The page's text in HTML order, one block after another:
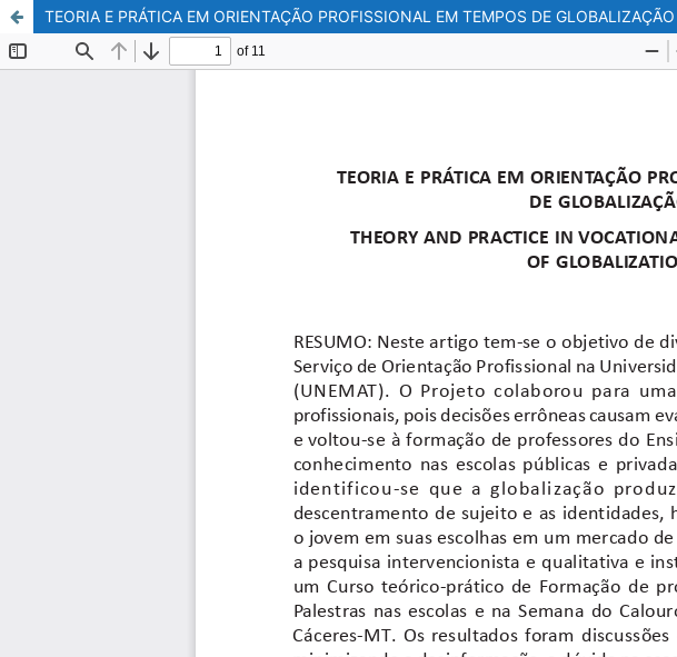
TEORIA E PRÁTICA EM ORIENTAÇÃO PROFISSIONAL EM TEMPOS DE GLOBALIZAÇÃO